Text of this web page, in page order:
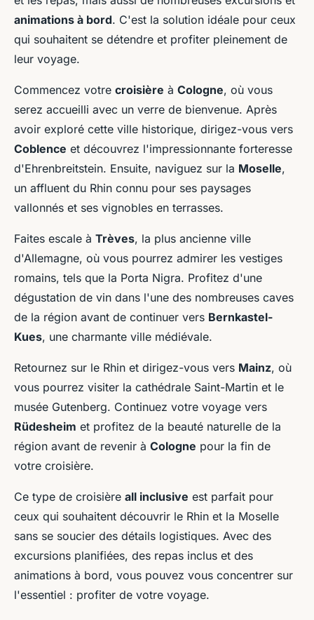
animations à bord. C'est la solution idéale pour ceux
qui souhaitent se détendre et profiter pleinement de
leur voyage.
Commencez votre croisière à Cologne, où vous
serez accueilli avec un verre de bienvenue. Après
avoir exploré cette ville historique, dirigez-vous vers
Coblence et découvrez l'impressionnante forteresse
d'Ehrenbreitstein. Ensuite, naviguez sur la Moselle,
un affluent du Rhin connu pour ses paysages
vallonnés et ses vignobles en terrasses.
Faites escale à Trèves, la plus ancienne ville
d'Allemagne, où vous pourrez admirer les vestiges
romains, tels que la Porta Nigra. Profitez d'une
dégustation de vin dans l'une des nombreuses caves
de la région avant de continuer vers Bernkastel-
Kues, une charmante ville médiévale.
Retournez sur le Rhin et dirigez-vous vers Mainz, où
vous pourrez visiter la cathédrale Saint-Martin et le
musée Gutenberg. Continuez votre voyage vers
Rüdesheim et profitez de la beauté naturelle de la
région avant de revenir à Cologne pour la fin de
votre croisière.
Ce type de croisière all inclusive est parfait pour
ceux qui souhaitent découvrir le Rhin et la Moselle
sans se soucier des détails logistiques. Avec des
excursions planifiées, des repas inclus et des
animations à bord, vous pouvez vous concentrer sur
l'essentiel : profiter de votre voyage.